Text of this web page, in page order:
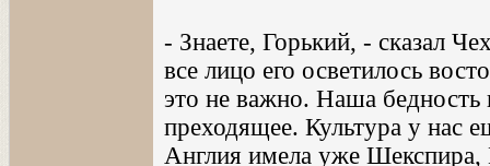
- Знаете, Горький, - сказал
все лицо его осветилось
это не важно. Наша бедность
преходящее. Культура у нас
Англия имела уже Шекспира,